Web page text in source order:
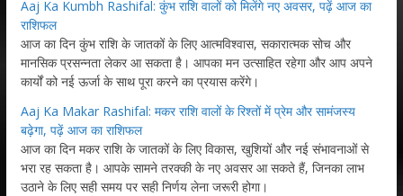
Aaj Ka Kumbh Rashifal: कुंभ राशि वालों को मिलेंगे नए अवसर, पढ़ें आज का
राशिफल
आज का दिन कुंभ राशि के जातकों के लिए आत्मविश्वास, सकारात्मक सोच और
मानसिक प्रसन्नता लेकर आ सकता है। आपका मन उत्साहित रहेगा और आप अपने
कार्यों को नई ऊर्जा के साथ पूरा करने का प्रयास करेंगे।
Aaj Ka Makar Rashifal: मकर राशि वालों के रिश्तों में प्रेम और सामंजस्य
बढ़ेगा, पढ़ें आज का राशिफल
आज का दिन मकर राशि के जातकों के लिए विकास, खुशियों और नई संभावनाओं से
भरा रह सकता है। आपके सामने तरक्की के नए अवसर आ सकते हैं, जिनका लाभ
उठाने के लिए सही समय पर सही निर्णय लेना जरूरी होगा।